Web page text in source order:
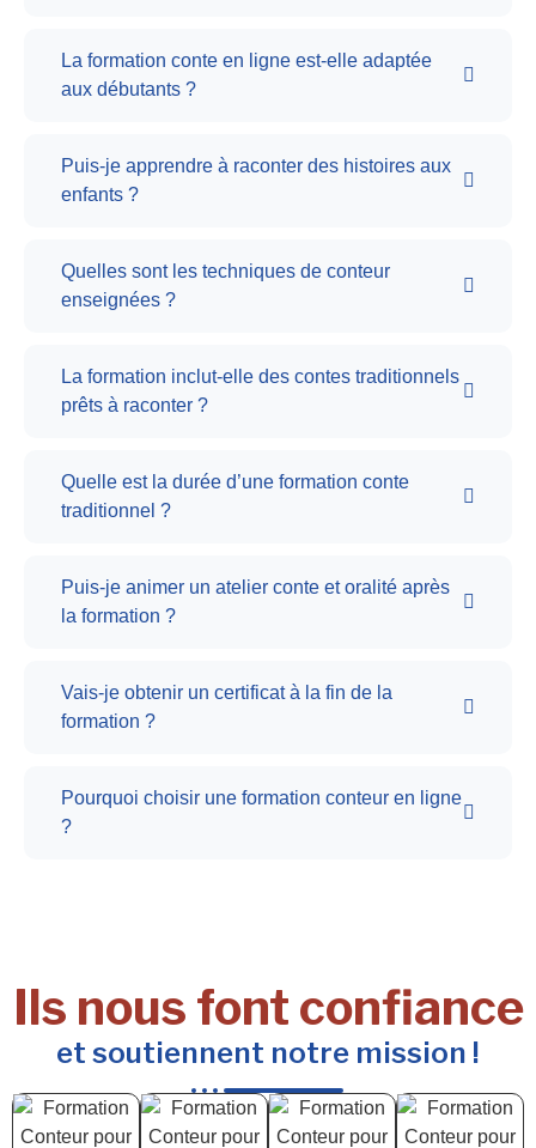
La formation conte en ligne est-elle adaptée
aux débutants ?
Puis-je apprendre à raconter des histoires aux
enfants ?
Quelles sont les techniques de conteur
enseignées ?
La formation inclut-elle des contes traditionnels
prêts à raconter ?
Quelle est la durée d’une formation conte
traditionnel ?
Puis-je animer un atelier conte et oralité après
la formation ?
Vais-je obtenir un certificat à la fin de la
formation ?
Pourquoi choisir une formation conteur en ligne
?
Ils nous font confiance
et soutiennent notre mission !